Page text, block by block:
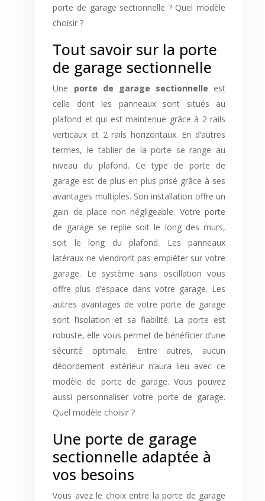
porte de garage sectionnelle ? Quel modèle
choisir ?
Tout savoir sur la porte
de garage sectionnelle
Une porte de garage sectionnelle est
celle dont les panneaux sont situés au
plafond et qui est maintenue grâce à 2 rails
verticaux et 2 rails horizontaux. En d’autres
termes, le tablier de la porte se range au
niveau du plafond. Ce type de porte de
garage est de plus en plus prisé grâce à ses
avantages multiples. Son installation offre un
gain de place non négligeable. Votre porte
de garage se replie soit le long des murs,
soit le long du plafond. Les panneaux
latéraux ne viendront pas empiéter sur votre
garage. Le système sans oscillation vous
offre plus d’espace dans votre garage. Les
autres avantages de votre porte de garage
sont l’isolation et sa fiabilité. La porte est
robuste, elle vous permet de bénéficier d’une
sécurité optimale. Entre autres, aucun
débordement extérieur n’aura lieu avec ce
modèle de porte de garage. Vous pouvez
aussi personnaliser votre porte de garage.
Quel modèle choisir ?
Une porte de garage
sectionnelle adaptée à
vos besoins
Vous avez le choix entre la porte de garage